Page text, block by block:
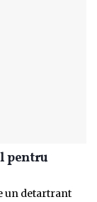
pentru
un detartrant